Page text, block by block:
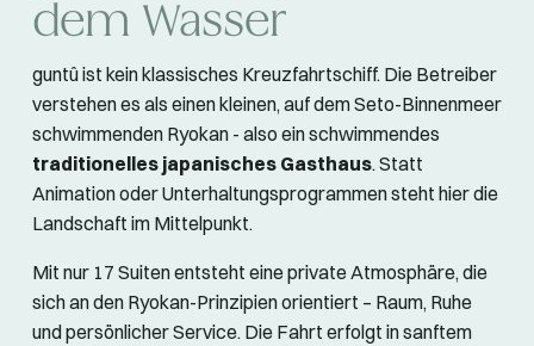
dem Wasser
guntû ist kein klassisches Kreuzfahrtschiff. Die Betreiber
verstehen es als einen kleinen, auf dem Seto-Binnenmeer
schwimmenden Ryokan - also ein schwimmendes
traditionelles japanisches Gasthaus. Statt
Animation oder Unterhaltungsprogrammen steht hier die
Landschaft im Mittelpunkt.
Mit nur 17 Suiten entsteht eine private Atmosphäre, die
sich an den Ryokan-Prinzipien orientiert – Raum, Ruhe
und persönlicher Service. Die Fahrt erfolgt in sanftem